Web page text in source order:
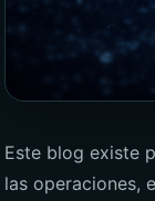
Este blog existe
las operaciones,